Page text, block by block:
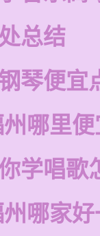
总结
琴便宜
哪里
学唱歌
哪家